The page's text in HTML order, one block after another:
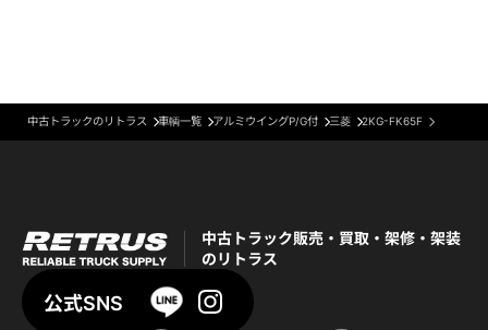
中古トラックのリトラス 車輌一覧 アルミウイングP/G付 三菱 2KG-FK65F
中古トラック販売・買取・架修・架装
のリトラス
公式SNS